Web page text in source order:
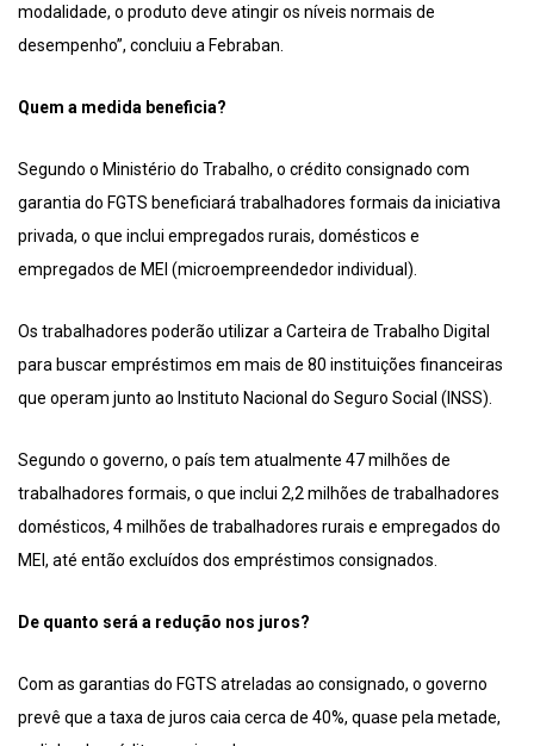
modalidade, o produto deve atingir os níveis normais de
desempenho”, concluiu a Febraban.
Quem a medida beneficia?
Segundo o Ministério do Trabalho, o crédito consignado com
garantia do FGTS beneficiará trabalhadores formais da iniciativa
privada, o que inclui empregados rurais, domésticos e
empregados de MEI (microempreendedor individual).
Os trabalhadores poderão utilizar a Carteira de Trabalho Digital
para buscar empréstimos em mais de 80 instituições financeiras
que operam junto ao Instituto Nacional do Seguro Social (INSS).
Segundo o governo, o país tem atualmente 47 milhões de
trabalhadores formais, o que inclui 2,2 milhões de trabalhadores
domésticos, 4 milhões de trabalhadores rurais e empregados do
MEI, até então excluídos dos empréstimos consignados.
De quanto será a redução nos juros?
Com as garantias do FGTS atreladas ao consignado, o governo
prevê que a taxa de juros caia cerca de 40%, quase pela metade,